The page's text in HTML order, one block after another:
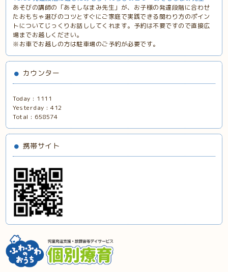
あそびの講師の「あそしなまみ先生」が、お子様の発達段階に合わせ
たおもちゃ選びのコツとすぐにご家庭で実践できる関わり方のポイン
トについてじっくりお話ししてくれます。予約は不要ですので直接広
場までお越しください。
※お車でお越しの方は駐車場のご予約が必要です。
カウンター
Today : 1111
Yesterday :412
Total : 658574
携帯サイト